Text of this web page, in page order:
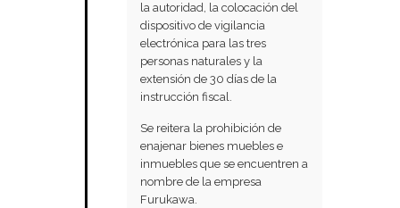
la autoridad, la colocación del
dispositivo de vigilancia
electrónica para las tres
personas naturales y la
extensión de 30 días de la
instrucción fiscal.
Se reitera la prohibición de
enajenar bienes muebles e
inmuebles que se encuentren a
nombre de la empresa
Furukawa.